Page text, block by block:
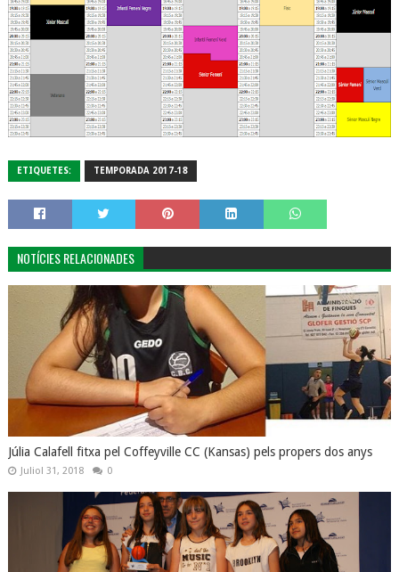
ETIQUETES: TEMPORADA 2017-18
NOTÍCIES RELACIONADES
Júlia Calafell fitxa pel Coffeyville CC (Kansas) pels propers dos anys
Juliol 31, 2018 0